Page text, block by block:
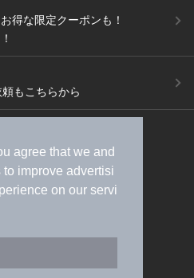
agree that we and
to improve advertisi
on our servi
得な限定クーポンも！
もこちらから
求）
広告出稿のご案内
タイルMEMBERS+規約
表記
ヘルプ
採用情報